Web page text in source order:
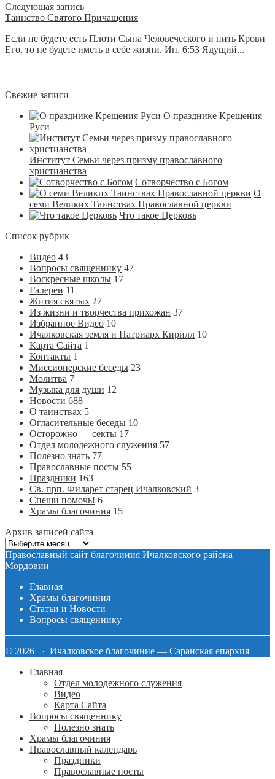
Следующая запись
Таинство Святого Причащения
Если не будете есть Плоти Сына Человеческого и пить Крови
Его, то не будете иметь в себе жизни. Ин. 6:53 Ядущий...
Свежие записи
О празднике Крещения
Руси
Институт Семьи через призму православного
христианства
Сотворчество с Богом
О
семи Великих Таинствах Православной церкви
Что такое Церковь
Список рубрик
Видео 43
Вопросы священнику 47
Воскресные школы 17
Галереи 11
Жития святых 27
Из жизни и творчества прихожан 37
Избранное Видео 10
Ичалковская земля и Патриарх Кирилл 10
Карта Сайта 1
Контакты 1
Миссионерские беседы 23
Молитва 7
Музыка для души 12
Новости 688
О таинствах 5
Огласительные беседы 10
Осторожно — секты 17
Отдел молодежного служения 57
Полезно знать 77
Православные посты 55
Праздники 163
Св. прп. Филарет старец Ичалковский 3
Спеши помочь! 6
Храмы благочиния 15
Архив записей сайта
Архив
записей
сайта
Православный сайт благочиния Ичалковского района
Мордовии
Главная
Храмы благочиния
Статьи и Новости
Вопросы священнику
© 2026 · Ичалковское благочиние — Саранская епархия
Главная
Отдел молодежного служения
Видео
Карта Сайта
Вопросы священнику
Полезно знать
Храмы благочиния
Православный календарь
Праздники
Православные посты